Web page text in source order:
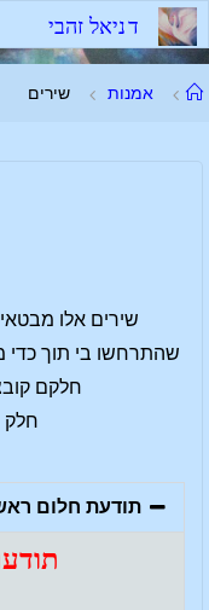
דניאל זהבי
אמנות שירים
שירים אלו
שהתרחשו בי תוך כדי
חלקם
חלק
תודעת חלום